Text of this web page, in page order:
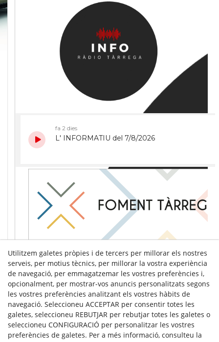
Utilitzem galetes pròpies i de tercers per millorar els nostres
serveis, per motius tècnics, per millorar la vostra experiència
de navegació, per emmagatzemar les vostres preferències i,
opcionalment, per mostrar-vos anuncis personalitzats segons
les vostres preferències analitzant els vostres hàbits de
navegació. Seleccioneu ACCEPTAR per consentir totes les
galetes, seleccioneu REBUTJAR per rebutjar totes les galetes o
seleccioneu CONFIGURACIÓ per personalitzar les vostres
preferències de galetes. Per a més informació, consulteu la